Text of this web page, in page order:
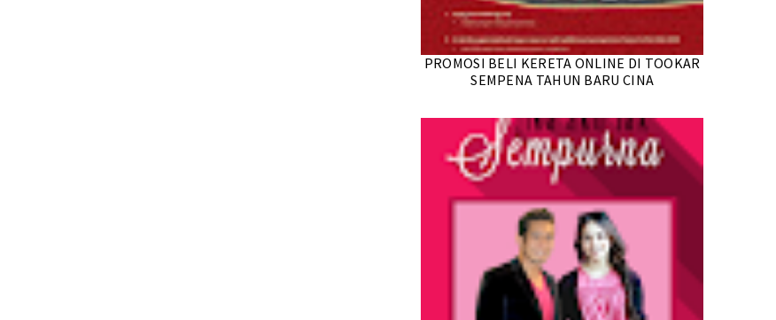
PROMOSI BELI KERETA ONLINE DI TOOKAR
SEMPENA TAHUN BARU CINA